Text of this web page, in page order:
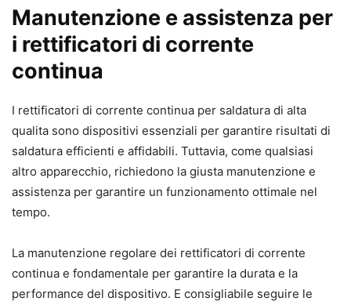
Manutenzione e assistenza per
i rettificatori di corrente
continua
I rettificatori di corrente continua per saldatura di alta
qualita sono dispositivi essenziali per garantire risultati di
saldatura efficienti e affidabili. Tuttavia, come qualsiasi
altro apparecchio, richiedono la giusta manutenzione e
assistenza per garantire un funzionamento ottimale nel
tempo.
La manutenzione regolare dei rettificatori di corrente
continua e fondamentale per garantire la durata e la
performance del dispositivo. E consigliabile seguire le